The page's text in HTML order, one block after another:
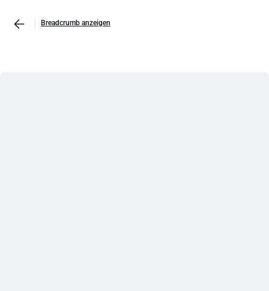
Breadcrumb anzeigen